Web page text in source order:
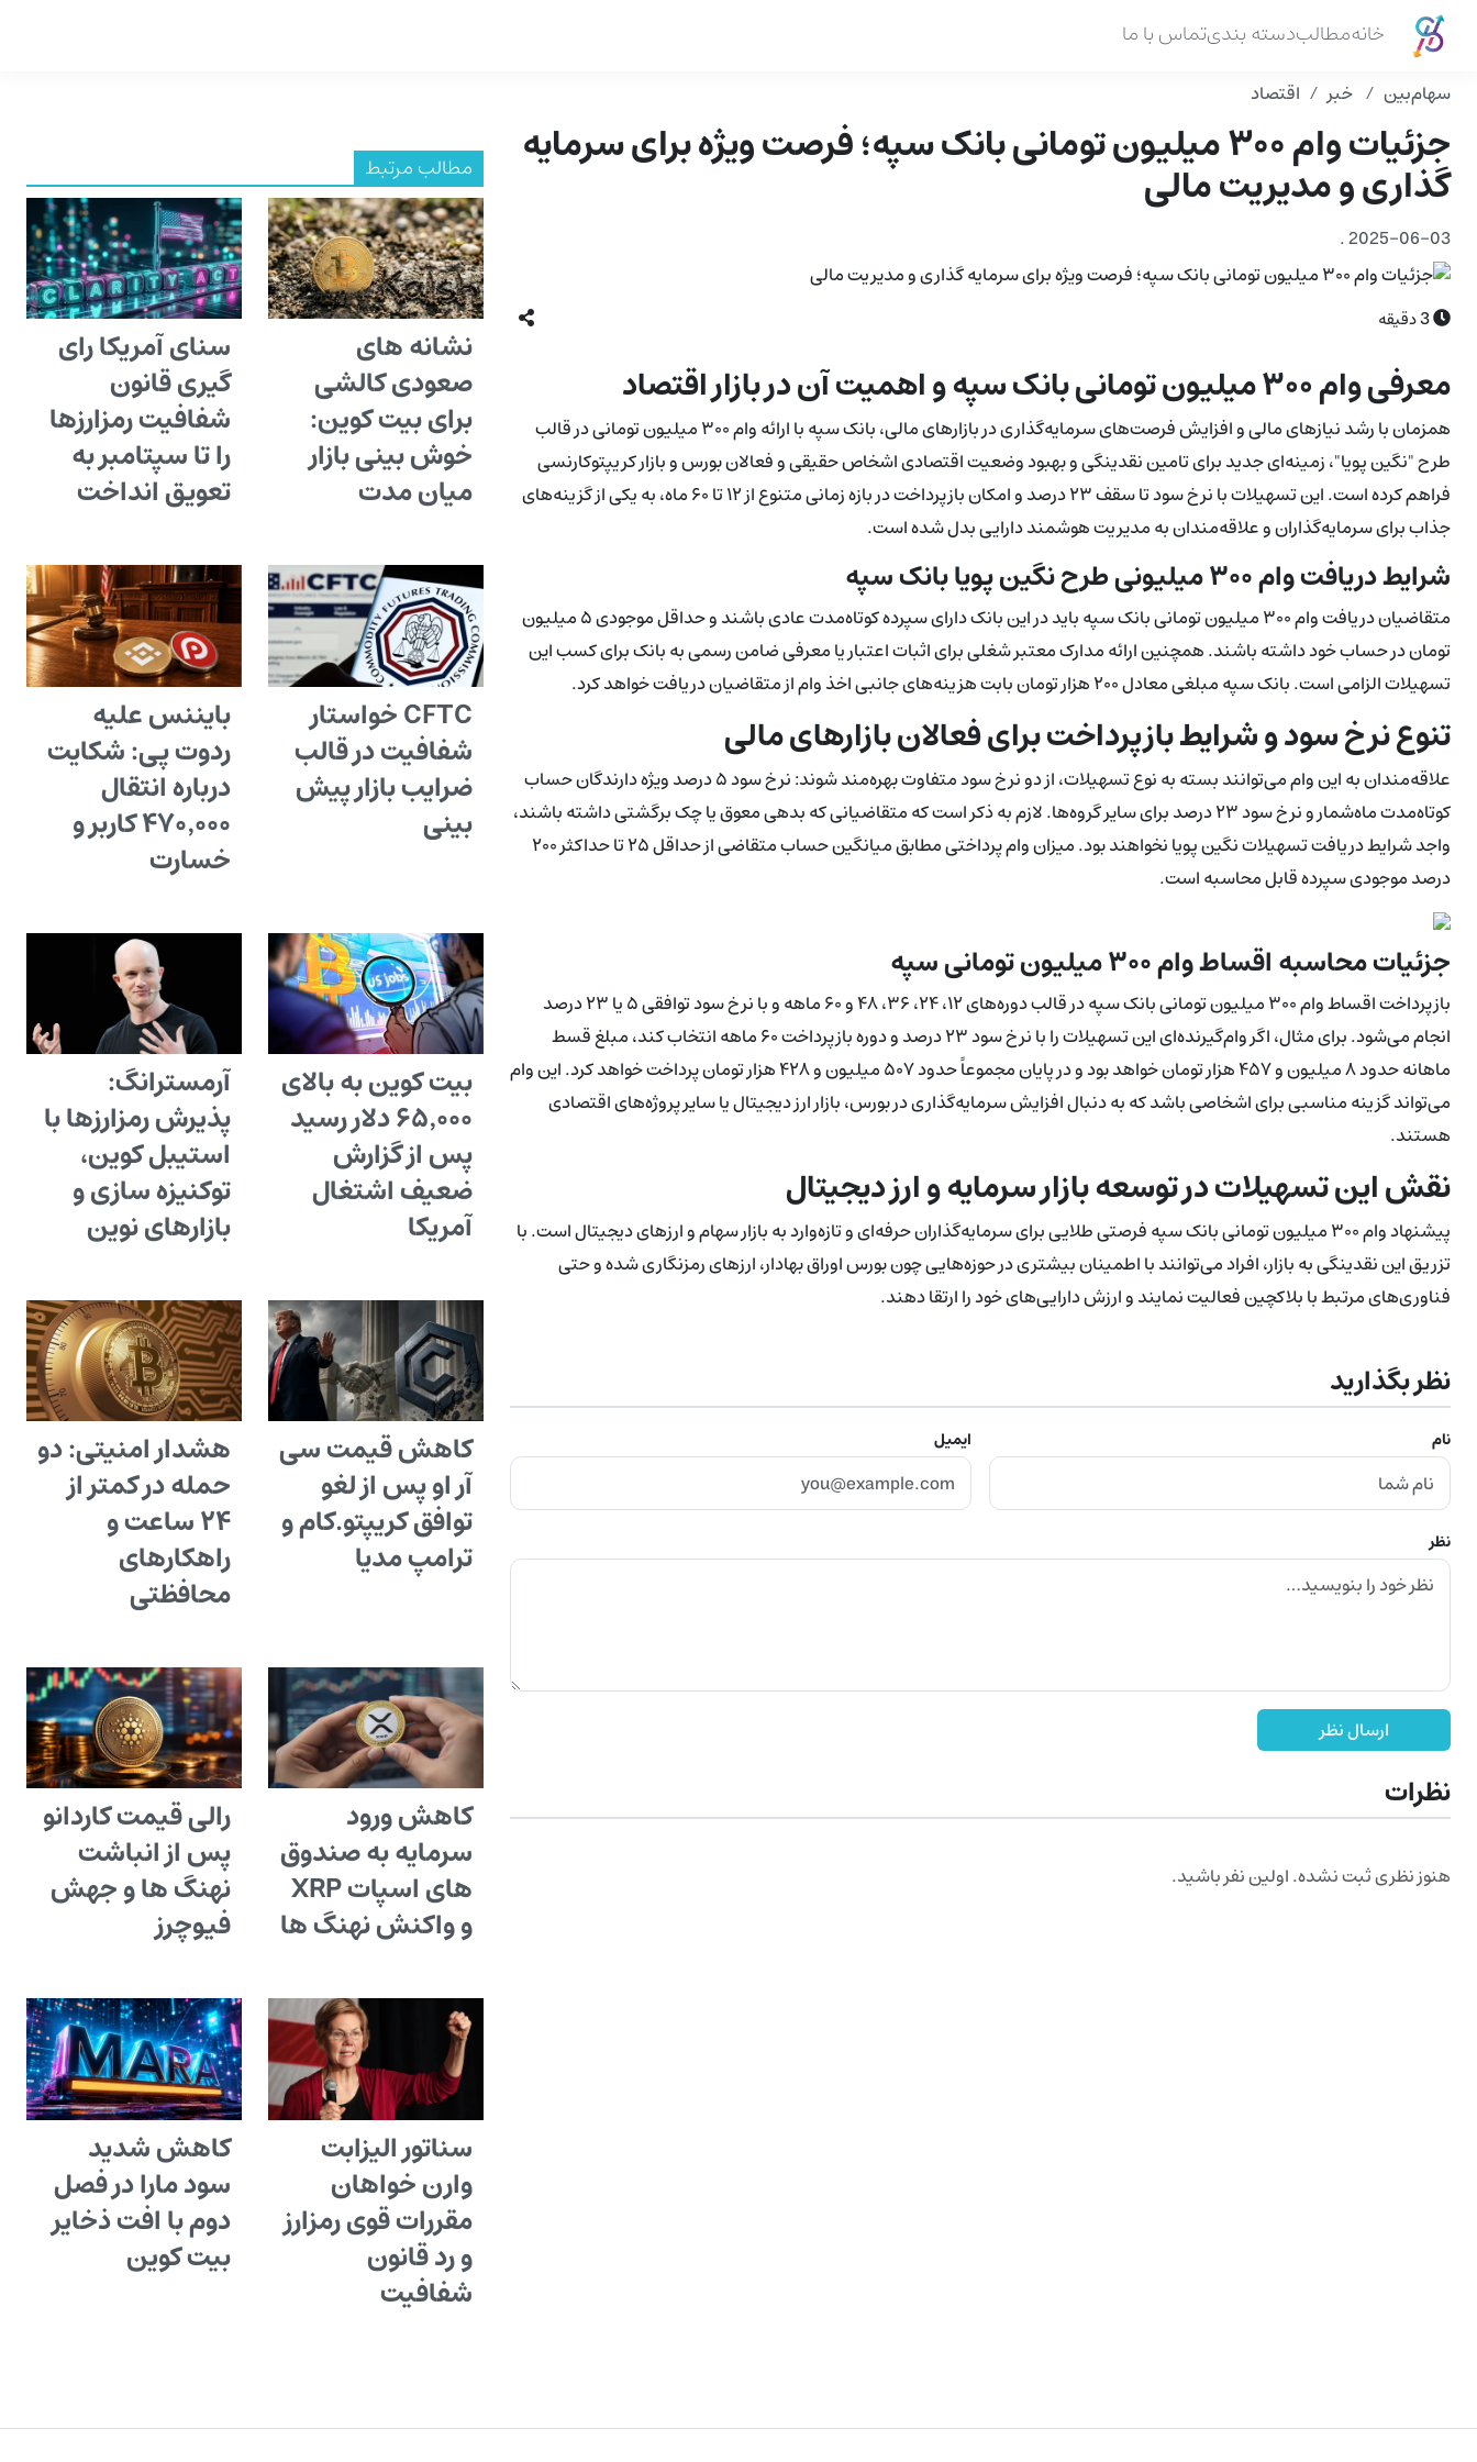
خانهمطالبدسته بندیتماس با ما
سهام‌بین خبر اقتصاد
جزئیات وام ۳۰۰ میلیون تومانی بانک سپه؛ فرصت ویژه برای سرمایه
گذاری و مدیریت مالی
2025-06-03
.
3دقیقه
معرفی وام ۳۰۰ میلیون تومانی بانک سپه و اهمیت آن در بازار اقتصاد
همزمان با رشد نیازهای مالی و افزایش فرصت‌های سرمایه‌گذاری در بازارهای مالی، بانک سپه با ارائه وام ۳۰۰ میلیون تومانی در قالب
طرح "نگین پویا"، زمینه‌ای جدید برای تامین نقدینگی و بهبود وضعیت اقتصادی اشخاص حقیقی و فعالان بورس و بازار کریپتوکارنسی
فراهم کرده است. این تسهیلات با نرخ سود تا سقف ۲۳ درصد و امکان بازپرداخت در بازه زمانی متنوع از ۱۲ تا ۶۰ ماه، به یکی از گزینه‌های
جذاب برای سرمایه‌گذاران و علاقه‌مندان به مدیریت هوشمند دارایی بدل شده است.
شرایط دریافت وام ۳۰۰ میلیونی طرح نگین پویا بانک سپه
متقاضیان دریافت وام ۳۰۰ میلیون تومانی بانک سپه باید در این بانک دارای سپرده کوتاه‌مدت عادی باشند و حداقل موجودی ۵ میلیون
تومان در حساب خود داشته باشند. همچنین ارائه مدارک معتبر شغلی برای اثبات اعتبار یا معرفی ضامن رسمی به بانک برای کسب این
تسهیلات الزامی است. بانک سپه مبلغی معادل ۲۰۰ هزار تومان بابت هزینه‌های جانبی اخذ وام از متقاضیان دریافت خواهد کرد.
تنوع نرخ سود و شرایط بازپرداخت برای فعالان بازارهای مالی
علاقه‌مندان به این وام می‌توانند بسته به نوع تسهیلات، از دو نرخ سود متفاوت بهره‌مند شوند: نرخ سود ۵ درصد ویژه دارندگان حساب
کوتاه‌مدت ماه‌شمار و نرخ سود ۲۳ درصد برای سایر گروه‌ها. لازم به ذکر است که متقاضیانی که بدهی معوق یا چک برگشتی داشته باشند،
واجد شرایط دریافت تسهیلات نگین پویا نخواهند بود. میزان وام پرداختی مطابق میانگین حساب متقاضی از حداقل ۲۵ تا حداکثر ۲۰۰
درصد موجودی سپرده قابل محاسبه است.
جزئیات محاسبه اقساط وام ۳۰۰ میلیون تومانی سپه
بازپرداخت اقساط وام ۳۰۰ میلیون تومانی بانک سپه در قالب دوره‌های ۱۲، ۲۴، ۳۶، ۴۸ و ۶۰ ماهه و با نرخ سود توافقی ۵ یا ۲۳ درصد
انجام می‌شود. برای مثال، اگر وام‌گیرنده‌ای این تسهیلات را با نرخ سود ۲۳ درصد و دوره بازپرداخت ۶۰ ماهه انتخاب کند، مبلغ قسط
ماهانه حدود ۸ میلیون و ۴۵۷ هزار تومان خواهد بود و در پایان مجموعاً حدود ۵۰۷ میلیون و ۴۲۸ هزار تومان پرداخت خواهد کرد. این وام
می‌تواند گزینه مناسبی برای اشخاصی باشد که به دنبال افزایش سرمایه‌گذاری در بورس، بازار ارز دیجیتال یا سایر پروژه‌های اقتصادی
هستند.
نقش این تسهیلات در توسعه بازار سرمایه و ارز دیجیتال
پیشنهاد وام ۳۰۰ میلیون تومانی بانک سپه فرصتی طلایی برای سرمایه‌گذاران حرفه‌ای و تازه‌وارد به بازار سهام و ارزهای دیجیتال است. با
تزریق این نقدینگی به بازار، افراد می‌توانند با اطمینان بیشتری در حوزه‌هایی چون بورس اوراق بهادار، ارزهای رمزنگاری شده و حتی
فناوری‌های مرتبط با بلاکچین فعالیت نمایند و ارزش دارایی‌های خود را ارتقا دهند.
نظر بگذارید
نام ایمیل
نظر
ارسال نظر
نظرات
هنوز نظری ثبت نشده. اولین نفر باشید.
مطالب مرتبط
نشانه های
صعودی کالشی
برای بیت کوین:
خوش بینی بازار
میان مدت
سنای آمریکا رای
گیری قانون
شفافیت رمزارزها
را تا سپتامبر به
تعویق انداخت
CFTC خواستار
شفافیت در قالب
ضرایب بازار پیش
بینی
بایننس علیه
ردوت پی: شکایت
درباره انتقال
۴۷۰٬۰۰۰ کاربر و
خسارت
بیت کوین به بالای
۶۵٬۰۰۰ دلار رسید
پس از گزارش
ضعیف اشتغال
آمریکا
آرمسترانگ:
پذیرش رمزارزها با
استیبل کوین،
توکنیزه سازی و
بازارهای نوین
کاهش قیمت سی
آر او پس از لغو
توافق کریپتو.کام و
ترامپ مدیا
هشدار امنیتی: دو
حمله در کمتر از
۲۴ ساعت و
راهکارهای
محافظتی
کاهش ورود
سرمایه به صندوق
های اسپات XRP
و واکنش نهنگ ها
رالی قیمت کاردانو
پس از انباشت
نهنگ ها و جهش
فیوچرز
سناتور الیزابت
وارن خواهان
مقررات قوی رمزارز
و رد قانون
شفافیت
کاهش شدید
سود مارا در فصل
دوم با افت ذخایر
بیت کوین